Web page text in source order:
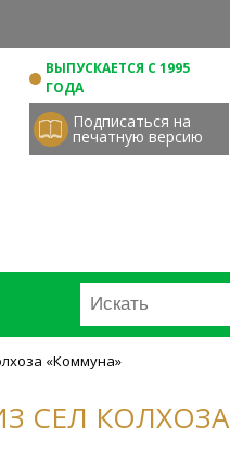
ВЫПУСКАЕТСЯ С 1995
ГОДА
Подписаться на
печатную версию
«Коммуна»
СЕЛ КОЛХОЗА